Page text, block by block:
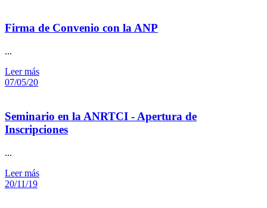
Firma de Convenio con la ANP
...
Leer más
07/05/20
Seminario en la ANRTCI - Apertura de
Inscripciones
...
Leer más
20/11/19